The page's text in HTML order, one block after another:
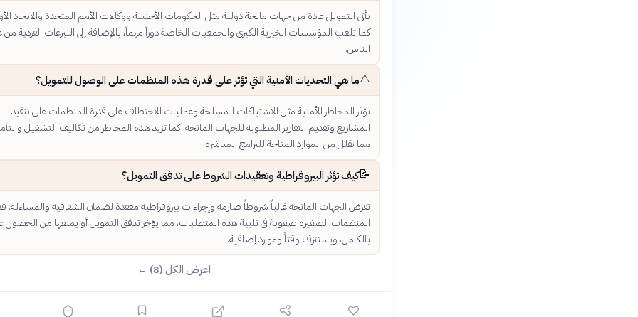
يأتي التمويل عادة من جهات مانحة دولية مثل الحكومات الأجنبية ووكالات الأمم المتحدة والاتحاد
كما تلعب المؤسسات الخيرية الكبرى والجمعيات الخاصة دوراً مهماً، بالإضافة إلى التبرعات الفردية من
الناس.
⚠️ما هي التحديات الأمنية التي تؤثر على قدرة هذه المنظمات على الوصول للتمويل؟
تؤثر المخاطر الأمنية مثل الاشتباكات المسلحة وعمليات الاختطاف على قدرة المنظمات على تنفيذ
المشاريع وتقديم التقارير المطلوبة للجهات المانحة. كما تزيد هذه المخاطر من تكاليف التشغيل
مما يقلل من الموارد المتاحة للبرامج المباشرة.
📝كيف تؤثر البيروقراطية وتعقيدات الشروط على تدفق التمويل؟
تفرض الجهات المانحة غالباً شروطاً صارمة وإجراءات بيروقراطية معقدة لضمان الشفافية والمساءلة.
المنظمات الصغيرة صعوبة في تلبية هذه المتطلبات، مما يؤخر تدفق التمويل أو يمنعها من الحصول
بالكامل، ويستنزف وقتاً وموارد إضافية.
اعرض الكل (8) ←